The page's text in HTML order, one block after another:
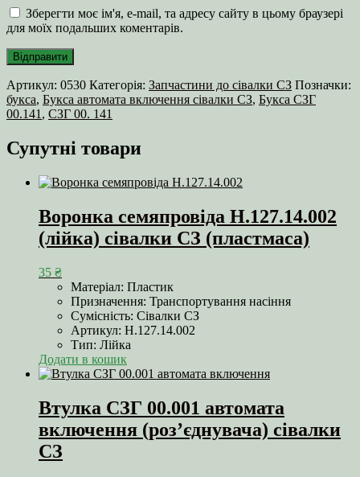
Зберегти моє ім'я, e-mail, та адресу сайту в цьому браузері
для моїх подальших коментарів.
Артикул: 0530 Категорія: Запчастини до сівалки СЗ Позначки:
букса, Букса автомата включення сівалки СЗ, Букса СЗГ
00.141 , СЗГ 00. 141
Супутні товари
Воронка семяпровіда Н.127.14.002
(лійка) сівалки СЗ (пластмаса)
35 ₴
Матеріал: Пластик
Призначення: Транспортування насіння
Сумісність: Сівалки СЗ
Артикул: Н.127.14.002
Тип: Лійка
Додати в кошик
Втулка СЗГ 00.001 автомата
включення (роз’єднувача) сівалки
СЗ